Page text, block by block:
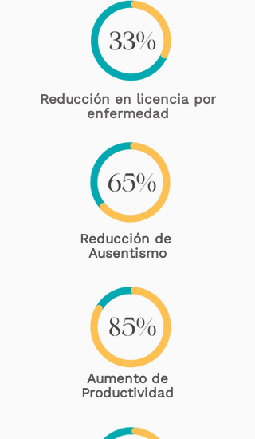
Reducción en licencia por
enfermedad
Reducción de
Ausentismo
Aumento de
Productividad